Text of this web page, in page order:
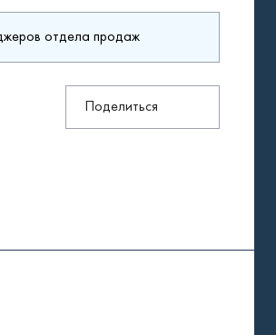
отдела продаж
Поделиться